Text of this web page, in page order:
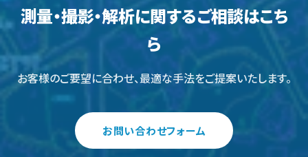
測量・撮影・解析に関するご相談はこち
ら
お客様のご要望に合わせ、最適な手法をご提案いたします。
お問い合わせフォーム